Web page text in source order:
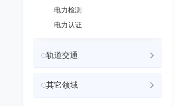
电力检测
电力认证
轨道交通
其它领域